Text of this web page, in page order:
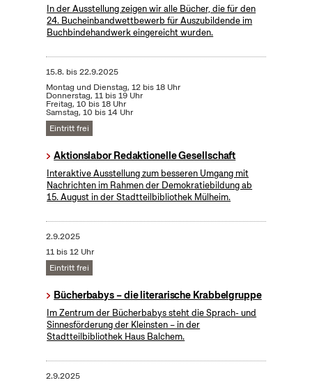
In der Ausstellung zeigen wir alle Bücher, die für den
24. Bucheinbandwettbewerb für Auszubildende im
Buchbindehandwerk eingereicht wurden.
15.8. bis22.9.2025
Montag und Dienstag, 12 bis 18 Uhr
Donnerstag, 11 bis 19 Uhr
Freitag, 10 bis 18 Uhr
Samstag, 10 bis 14 Uhr
Eintritt frei
Aktionslabor Redaktionelle Gesellschaft
Interaktive Ausstellung zum besseren Umgang mit
Nachrichten im Rahmen der Demokratiebildung ab
15. August in der Stadtteilbibliothek Mülheim.
2.9.2025
11 bis 12 Uhr
Eintritt frei
Bücherbabys – die literarische Krabbelgruppe
Im Zentrum der Bücherbabys steht die Sprach- und
Sinnesförderung der Kleinsten – in der
Stadtteilbibliothek Haus Balchem.
2.9.2025